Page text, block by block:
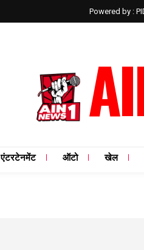
Powered by :
एंटरटेनमेंट ऑटो खेल